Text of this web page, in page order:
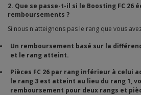
2. Que se passe-t-il si le Boosting FC 26
remboursements ?
Si nous n'atteignons pas le rang que vous
Un remboursement basé sur la
et le rang atteint.
Pièces FC 26 par rang inférieur à celui
le rang 3 est atteint au lieu du rang 1,
remboursement pour deux rangs et